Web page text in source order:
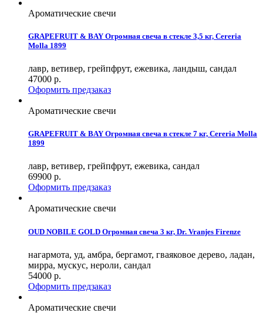
Ароматические свечи
GRAPEFRUIT & BAY Огромная свеча в стекле 3,5 кг, Cereria
Molla 1899
лавр, ветивер, грейпфрут, ежевика, ландыш, сандал
47000 р.
Оформить предзаказ
Ароматические свечи
GRAPEFRUIT & BAY Огромная свеча в стекле 7 кг, Cereria Molla
1899
лавр, ветивер, грейпфрут, ежевика, сандал
69900 р.
Оформить предзаказ
Ароматические свечи
OUD NOBILE GOLD Огромная свеча 3 кг, Dr. Vranjes Firenze
нагармота, уд, амбра, бергамот, гваяковое дерево, ладан,
мирра, мускус, нероли, сандал
54000 р.
Оформить предзаказ
Ароматические свечи